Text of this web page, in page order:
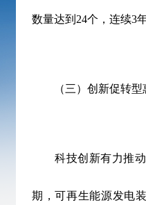
数量达到 24个，连续3
（三）创新促转型
科技创新有力推动
期，可再生能源发电